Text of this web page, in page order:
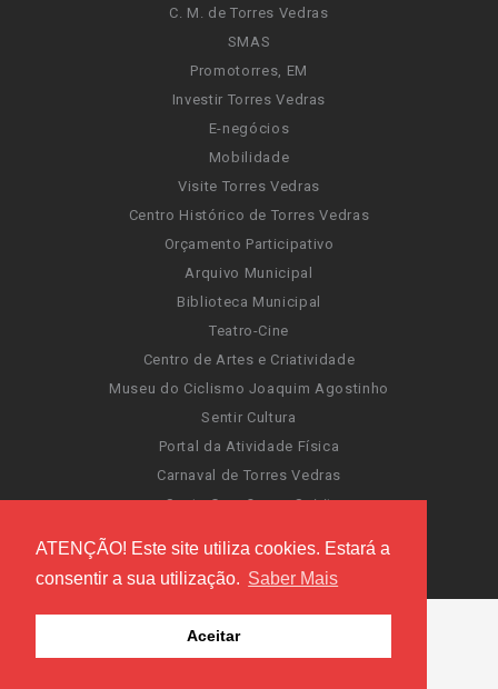
ATENÇÃO! Este site utiliza cookies. Estará a
consentir a sua utilização. Saber Mais
Aceitar
C. M. de Torres Vedras
SMAS
Promotorres, EM
Investir Torres Vedras
E-negócios
Mobilidade
Visite Torres Vedras
Centro Histórico de Torres Vedras
Orçamento Participativo
Arquivo Municipal
Biblioteca Municipal
Teatro-Cine
Centro de Artes e Criatividade
Museu do Ciclismo Joaquim Agostinho
Sentir Cultura
Portal da Atividade Física
Carnaval de Torres Vedras
Santa Cruz Ocean Spirit